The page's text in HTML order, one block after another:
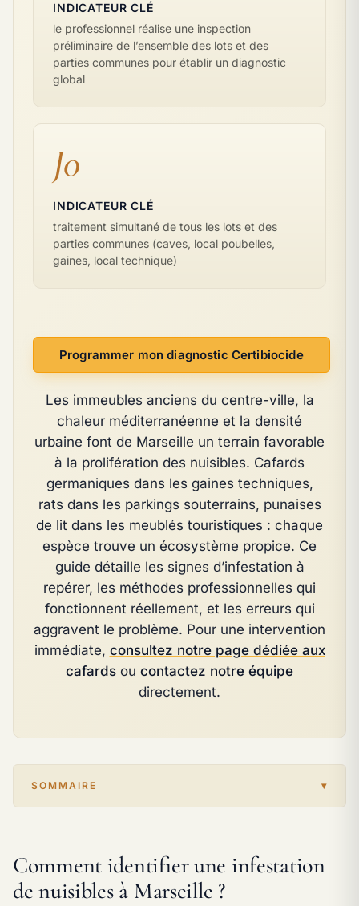
INDICATEUR CLÉ
le professionnel réalise une inspection
préliminaire de l’ensemble des lots et des
parties communes pour établir un diagnostic
global
J0
INDICATEUR CLÉ
traitement simultané de tous les lots et des
parties communes (caves, local poubelles,
gaines, local technique)
Programmer mon diagnostic Certibiocide
Les immeubles anciens du centre-ville, la
chaleur méditerranéenne et la densité
urbaine font de Marseille un terrain favorable
à la prolifération des nuisibles. Cafards
germaniques dans les gaines techniques,
rats dans les parkings souterrains, punaises
de lit dans les meublés touristiques : chaque
espèce trouve un écosystème propice. Ce
guide détaille les signes d’infestation à
repérer, les méthodes professionnelles qui
fonctionnent réellement, et les erreurs qui
aggravent le problème. Pour une intervention
immédiate, consultez notre page dédiée aux
cafards ou contactez notre équipe
directement.
SOMMAIRE
Comment identifier une infestation
de nuisibles à Marseille ?